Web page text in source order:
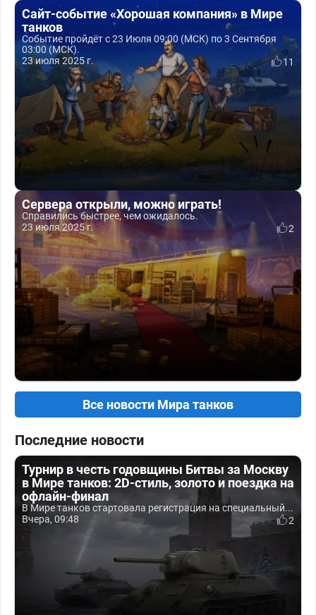
Сайт-событие «Хорошая компания» в Мире
танков
Событие пройдёт с 23 Июля 09:00 (МСК) по 3 Сентября
03:00 (МСК).
23 июля 2025 г.
11
Сервера открыли, можно играть!
Справились быстрее, чем ожидалось.
23 июля 2025 г.
2
Все новости Мира танков
Последние новости
Турнир в честь годовщины Битвы за Москву
в Мире танков: 2D-стиль, золото и поездка на
офлайн-финал
В Мире танков стартовала регистрация на специальный...
Вчера, 09:48
2